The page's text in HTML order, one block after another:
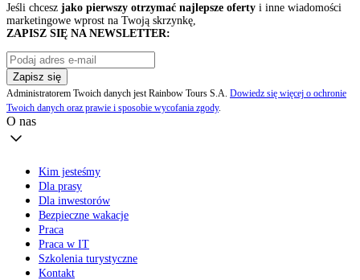
Jeśli chcesz jako pierwszy otrzymać najlepsze oferty i inne wiadomości
marketingowe wprost na Twoją skrzynkę,
ZAPISZ SIĘ NA NEWSLETTER:
Zapisz się
Administratorem Twoich danych jest Rainbow Tours S.A. Dowiedz się więcej o ochronie
Twoich danych oraz prawie i sposobie wycofania zgody.
O nas
Kim jesteśmy
Dla prasy
Dla inwestorów
Bezpieczne wakacje
Praca
Praca w IT
Szkolenia turystyczne
Kontakt